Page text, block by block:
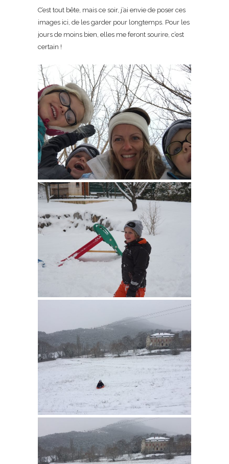
C’est tout bête, mais ce soir, j’ai envie de poser ces
images ici, de les garder pour longtemps. Pour les
jours de moins bien, elles me feront sourire, c’est
certain !